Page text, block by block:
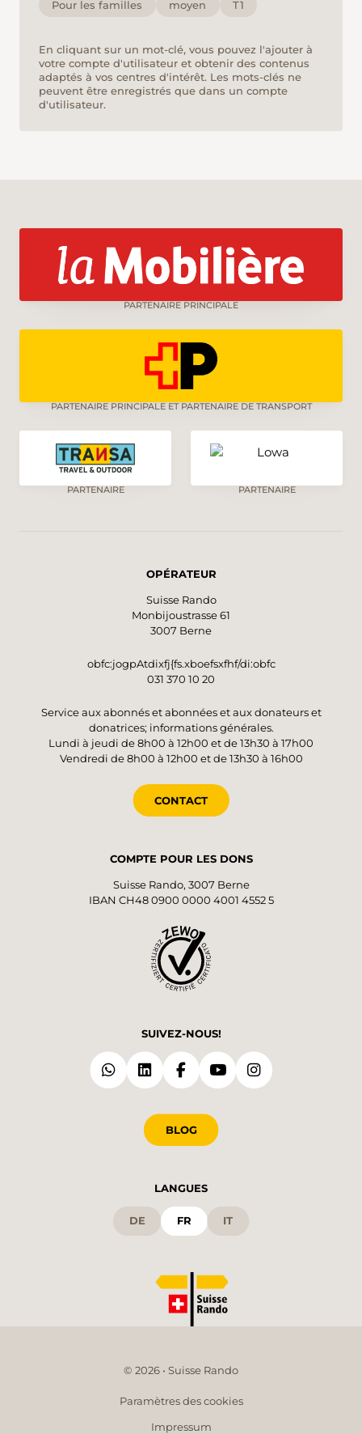
Pour les familles
moyen T1
En cliquant sur un mot-clé, vous pouvez l'ajouter à
votre compte d'utilisateur et obtenir des contenus
adaptés à vos centres d'intérêt. Les mots-clés ne
peuvent être enregistrés que dans un compte
d'utilisateur.
PARTENAIRE PRINCIPALE
PARTENAIRE PRINCIPALE ET PARTENAIRE DE TRANSPORT
PARTENAIRE PARTENAIRE
OPÉRATEUR
Suisse Rando
Monbijoustrasse 61
3007 Berne
obfc:jogpAtdixfj{fs.xboefsxfhf/di:obfc
031 370 10 20
Service aux abonnés et abonnées et aux donateurs et
donatrices; informations générales.
Lundi à jeudi de 8h00 à 12h00 et de 13h30 à 17h00
Vendredi de 8h00 à 12h00 et de 13h30 à 16h00
CONTACT
COMPTE POUR LES DONS
Suisse Rando, 3007 Berne
IBAN CH48 0900 0000 4001 4552 5
SUIVEZ-NOUS!
BLOG
LANGUES
DE FR IT
© 2026 • Suisse Rando
Paramètres des cookies
Impressum